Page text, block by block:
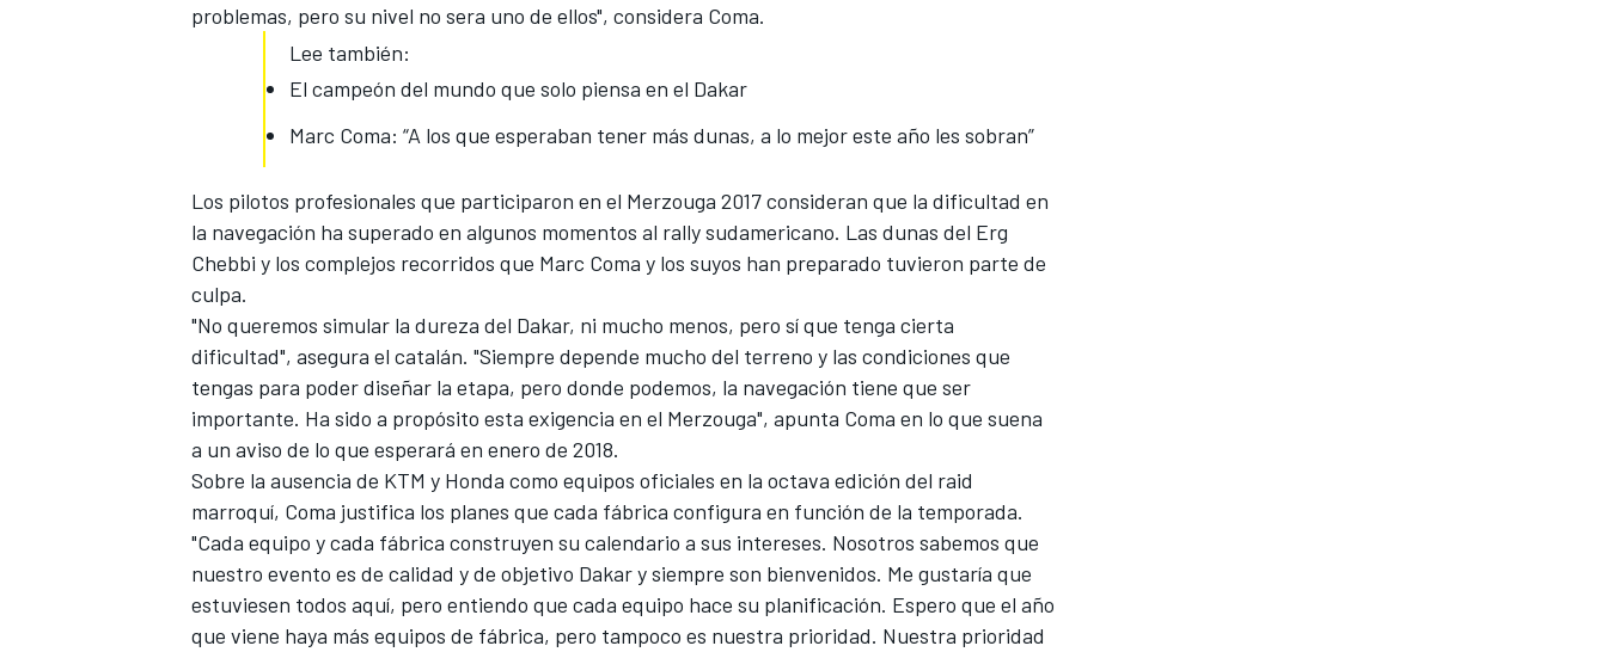
problemas, pero su nivel no sera uno de ellos", considera Coma.
Lee también:
El campeón del mundo que solo piensa en el Dakar
Marc Coma: “A los que esperaban tener más dunas, a lo mejor este año les sobran”
Los pilotos profesionales que participaron en el Merzouga 2017consideran que la dificultad en
la navegación ha superado en algunos momentos al rally sudamericano. Las dunas del Erg
Chebbi y los complejos recorridos que Marc Coma y los suyos han preparado tuvieron parte de
culpa.
"No queremos simular la dureza del Dakar, ni mucho menos, pero sí que tenga cierta
dificultad", asegura el catalán. "Siempre depende mucho del terreno y las condiciones que
tengas para poder diseñar la etapa, pero donde podemos, la navegación tiene que ser
importante. Ha sido a propósito esta exigencia en el Merzouga", apunta Coma en lo que suena
a un aviso de lo que esperará en enero de 2018.
Sobre la ausencia de KTM y Honda como equipos oficiales en la octava edición del raid
marroquí, Coma justifica los planes que cada fábrica configura en función de la temporada.
"Cada equipo y cada fábrica construyen su calendario a sus intereses. Nosotros sabemos que
nuestro evento es de calidad y de objetivo Dakar y siempre son bienvenidos. Me gustaría que
estuviesen todos aquí, pero entiendo que cada equipo hace su planificación. Espero que el año
que viene haya más equipos de fábrica, pero tampoco es nuestra prioridad. Nuestra prioridad